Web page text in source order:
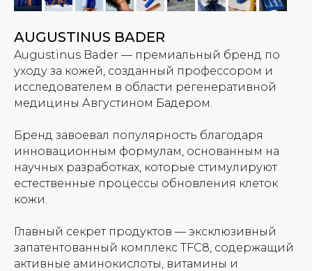
AUGUSTINUS BADER
Augustinus Bader — премиальный бренд по
уходу за кожей, созданный профессором и
исследователем в области регенеративной
медицины Августином Бадером.
Бренд завоевал популярность благодаря
инновационным формулам, основанным на
научных разработках, которые стимулируют
естественные процессы обновления клеток
кожи.
Главный секрет продуктов — эксклюзивный
запатентованный комплекс TFC8, содержащий
активные аминокислоты, витамины и